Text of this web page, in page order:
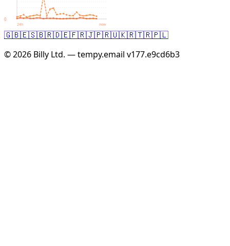
0
24h now
🇬🇧🇪🇸🇧🇷🇩🇪🇫🇷🇯🇵🇷🇺🇰🇷🇹🇷🇵🇱
© 2026 Billy Ltd. — tempy.email v177.e9cd6b3